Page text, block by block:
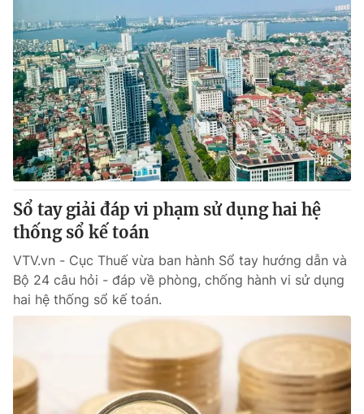
Giải sao mai
Làm đẹp
Chất lượng cuộc sống
Tuyển sinh
Học trực tuyến
Công nghệ
Hitech Công nghệ tương lai
Sản phẩm
Thị trường
Tư vấn
Giao lưu trực tuyến
Lịch phát sóng
Chuyên mục khác
Emagazine
Photo Infographic
Shorts video
VTV Money VTV Thể thao
Sổ tay giải đáp vi phạm sử dụng hai hệ
thống sổ kế toán
VTV.vn - Cục Thuế vừa ban hành Sổ tay hướng dẫn và
Bộ 24 câu hỏi - đáp về phòng, chống hành vi sử dụng
hai hệ thống sổ kế toán.